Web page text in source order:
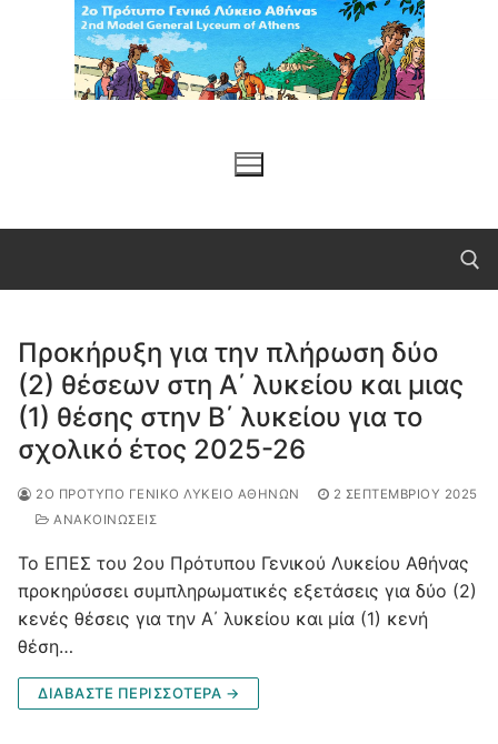
Μετάβαση
περιεχόμενο
Αναζήτηση για:
Προκήρυξη για την πλήρωση δύο
(2) θέσεων στη Α΄ λυκείου και μιας
(1) θέσης στην Β΄ λυκείου για το
σχολικό έτος 2025-26
2Ο ΠΡΌΤΥΠΟ ΓΕΝΙΚΌ ΛΎΚΕΙΟ ΑΘΗΝΏΝ
2 ΣΕΠΤΕΜΒΡΊΟΥ 2025
ΑΝΑΚΟΙΝΩΣΕΙΣ
Το ΕΠΕΣ του 2ου Πρότυπου Γενικού Λυκείου Αθήνας
προκηρύσσει συμπληρωματικές εξετάσεις για δύο (2)
κενές θέσεις για την Α΄ λυκείου και μία (1) κενή
θέση…
ΔΙΑΒΆΣΤΕ ΠΕΡΙΣΣΌΤΕΡΑ →